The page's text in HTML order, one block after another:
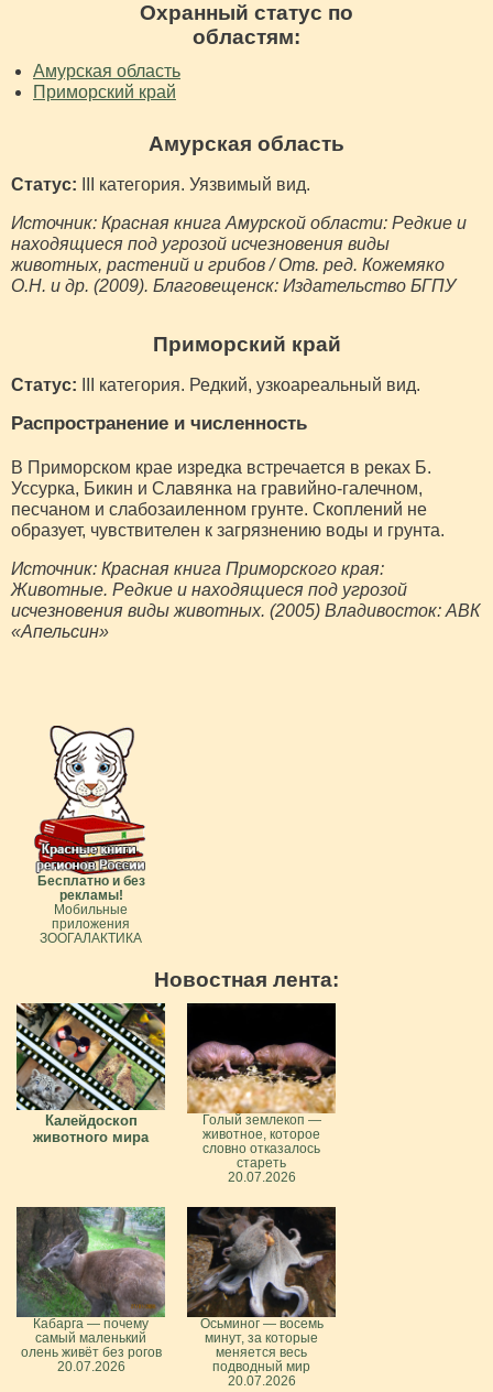
Охранный статус по
областям:
Амурская область
Приморский край
Амурская область
Статус: III категория. Уязвимый вид.
Источник: Красная книга Амурской области: Редкие и
находящиеся под угрозой исчезновения виды
животных, растений и грибов / Отв. ред. Кожемяко
О.Н. и др. (2009). Благовещенск: Издательство БГПУ
Приморский край
Статус: III категория. Редкий, узкоареальный вид.
Распространение и численность
В Приморском крае изредка встречается в реках Б.
Уссурка, Бикин и Славянка на гравийно-галечном,
песчаном и слабозаиленном грунте. Скоплений не
образует, чувствителен к загрязнению воды и грунта.
Источник: Красная книга Приморского края:
Животные. Редкие и находящиеся под угрозой
исчезновения виды животных. (2005) Владивосток: АВК
«Апельсин»
Бесплатно и без
рекламы!
Мобильные
приложения
ЗООГАЛАКТИКА
Новостная лента:
Калейдоскоп
животного мира
Голый землекоп —
животное, которое
словно отказалось
стареть
20.07.2026
Кабарга — почему
самый маленький
олень живёт без рогов
20.07.2026
Осьминог — восемь
минут, за которые
меняется весь
подводный мир
20.07.2026